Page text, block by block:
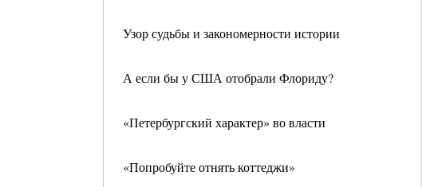
Узор судьбы и закономерности истории
А если бы у США отобрали Флориду?
«Петербургский характер» во власти
«Попробуйте отнять коттеджи»